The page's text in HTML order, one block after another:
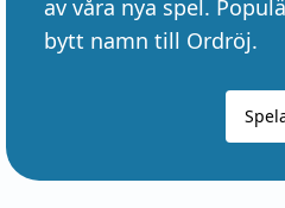
av våra nya spel.
bytt namn till Ordröj.